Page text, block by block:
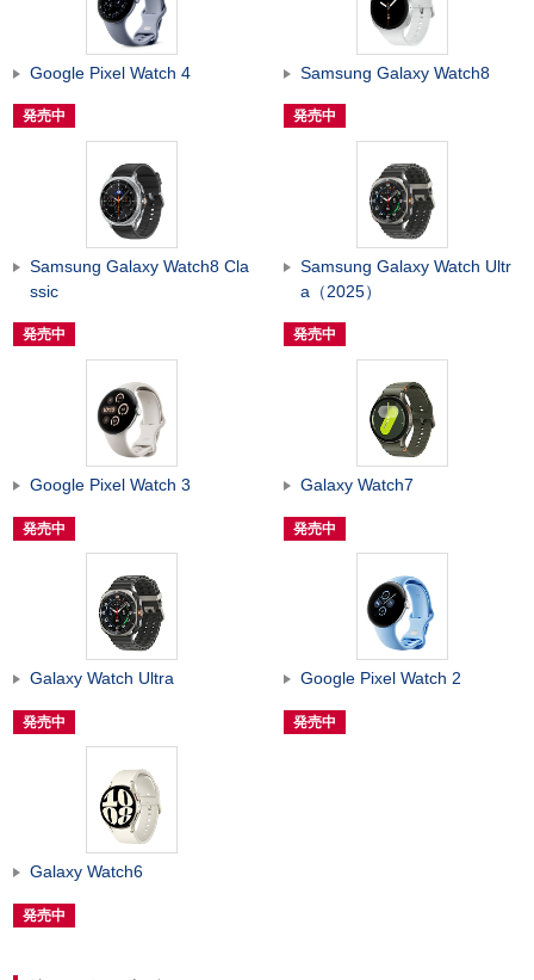
Google Pixel Watch 4
発売中
Samsung Galaxy Watch8
発売中
Samsung Galaxy Watch8 Cla
ssic
発売中
Samsung Galaxy Watch Ultr
a（2025）
発売中
Google Pixel Watch 3
発売中
Galaxy Watch7
発売中
Galaxy Watch Ultra
発売中
Google Pixel Watch 2
発売中
Galaxy Watch6
発売中